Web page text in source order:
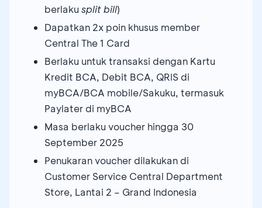
berlaku split bill)
Dapatkan 2x poin khusus member
Central The 1 Card
Berlaku untuk transaksi dengan Kartu
Kredit BCA, Debit BCA, QRIS di
myBCA/BCA mobile/Sakuku, termasuk
Paylater di myBCA
Masa berlaku voucher hingga 30
September 2025
Penukaran voucher dilakukan di
Customer Service Central Department
Store, Lantai 2 – Grand Indonesia